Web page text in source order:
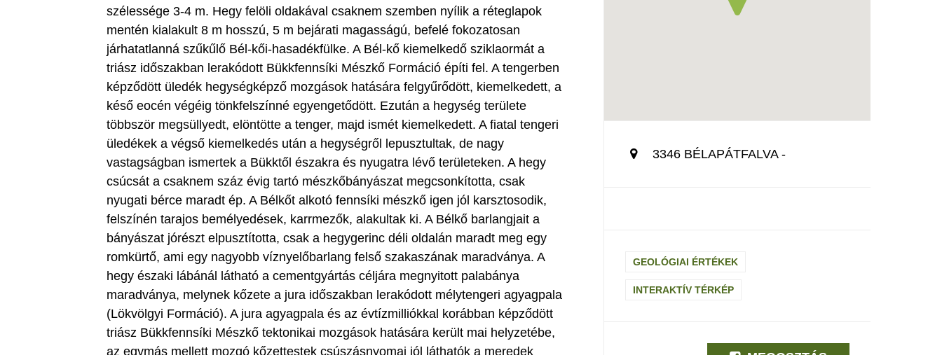
szélessége 3-4 m. Hegy felöli oldakával csaknem szemben nyílik a réteglapok
mentén kialakult 8 m hosszú, 5 m bejárati magasságú, befelé fokozatosan
járhatatlanná szűkűlő Bél-kői-hasadékfülke. A Bél-kő kiemelkedő sziklaormát a
triász időszakban lerakódott Bükkfennsíki Mészkő Formáció építi fel. A tengerben
képződött üledék hegységképző mozgások hatására felgyűrődött, kiemelkedett, a
késő eocén végéig tönkfelszínné egyengetődött. Ezután a hegység területe
többször megsüllyedt, elöntötte a tenger, majd ismét kiemelkedett. A fiatal tengeri
üledékek a végső kiemelkedés után a hegységről lepusztultak, de nagy
vastagságban ismertek a Bükktől északra és nyugatra lévő területeken. A hegy
csúcsát a csaknem száz évig tartó mészkőbányászat megcsonkította, csak
nyugati bérce maradt ép. A Bélkőt alkotó fennsíki mészkő igen jól karsztosodik,
felszínén tarajos bemélyedések, karrmezők, alakultak ki. A Bélkő barlangjait a
bányászat jórészt elpusztította, csak a hegygerinc déli oldalán maradt meg egy
romkürtő, ami egy nagyobb víznyelőbarlang felső szakaszának maradványa. A
hegy északi lábánál látható a cementgyártás céljára megnyitott palabánya
maradványa, melynek kőzete a jura időszakban lerakódott mélytengeri agyagpala
(Lökvölgyi Formáció). A jura agyagpala és az évtízmilliókkal korábban képződött
triász Bükkfennsíki Mészkő tektonikai mozgások hatására került mai helyzetébe,
az egymás mellett mozgó kőzettestek csúszásnyomai jól láthatók a meredek
3346 BÉLAPÁTFALVA -
GEOLÓGIAI ÉRTÉKEK
INTERAKTÍV TÉRKÉP